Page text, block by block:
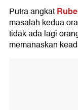
Putra angkat
masalah kedua
tidak ada lagi
memanaskan